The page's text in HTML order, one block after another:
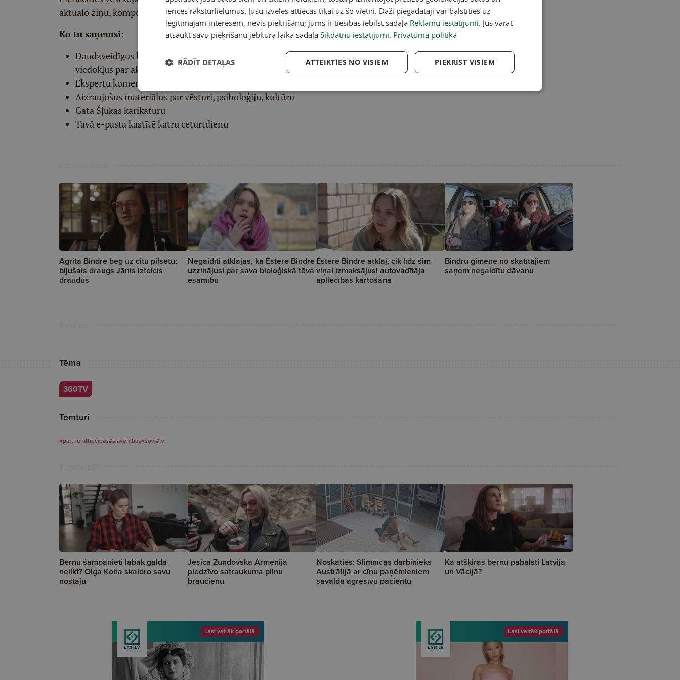
aktuālo ziņu, kompetentu viedokļu un interesantāko interviju apkopojumu.
Ko tu saņemsi:
Daudzveidīgus komentārus un kompetentus
Latvijas Medijužurnālistu un autoru
viedokļus par aktuālo
Ekspertu komentārus par dažādiem praktiskiem, noderīgiem tematiem
Aizraujošus materiālus par vēsturi, psiholoģiju, kultūru
Gata Šļūkas karikatūru
Tavā e-pasta kastītē katru ceturtdienu
Agrita Bindre bēg uz citu pilsētu;
bijušais draugs Jānis izteicis
draudus
Negaidīti atklājas, kā Estere Bindre
uzzinājusi par sava bioloģiskā tēva
esamību
Estere Bindre atklāj, cik līdz šim
viņai izmaksājusi autovadītāja
apliecības kārtošana
Bindru ģimene no skatītājiem
saņem negaidītu dāvanu
Tēma
360TV
Tēmturi
#partnerattiecības#slavenības#šovi#tv
Bērnu šampanieti labāk galdā
nelikt? Olga Koha skaidro savu
nostāju
Jesica Zundovska Armēnijā
piedzīvo satraukuma pilnu
braucienu
Noskaties: Slimnīcas darbinieks
Austrālijā ar cīņu paņēmieniem
savalda agresīvu pacientu
Kā atšķiras bērnu pabalsti Latvijā
un Vācijā?
ierīces raksturlielumus. Jūsu izvēles attiecas tikai uz šo vietni. Daži piegādātāji var balstīties uz
leģitīmajām interesēm, nevis piekrišanu; jums ir tiesības iebilst sadaļā Reklāmu iestatījumi. Jūs varat
atsaukt savu piekrišanu jebkurā laikā sadaļā Sīkdatņu iestatījumi. Privātuma politika
PIEKRIST VISIEM
ATTEIKTIES NO VISIEM
RĀDĪT DETAĻAS